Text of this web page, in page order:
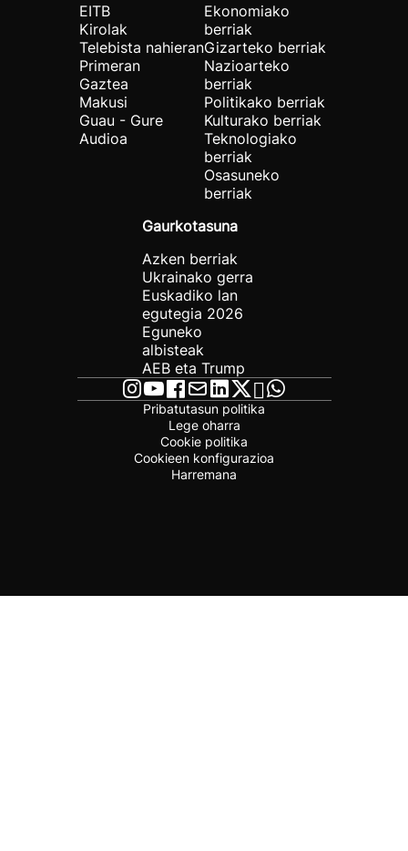
EITB
Kirolak
Telebista nahieran
Primeran
Gaztea
Makusi
Guau - Gure
Audioa
Ekonomiako
berriak
Gizarteko berriak
Nazioarteko
berriak
Politikako berriak
Kulturako berriak
Teknologiako
berriak
Osasuneko
berriak
Gaurkotasuna
Azken berriak
Ukrainako gerra
Euskadiko lan
egutegia 2026
Eguneko
albisteak
AEB eta Trump
Pribatutasun politika
Lege oharra
Cookie politika
Cookieen konfigurazioa
Harremana